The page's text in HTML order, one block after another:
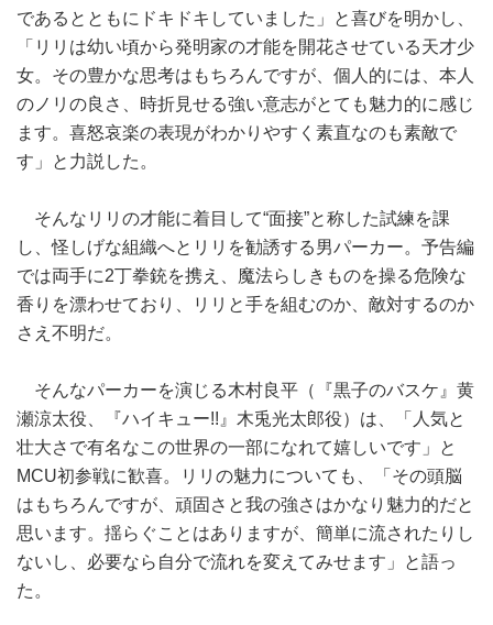
であるとともにドキドキしていました」と喜びを明かし、
「リリは幼い頃から発明家の才能を開花させている天才少
女。その豊かな思考はもちろんですが、個人的には、本人
のノリの良さ、時折見せる強い意志がとても魅力的に感じ
ます。喜怒哀楽の表現がわかりやすく素直なのも素敵で
す」と力説した。
そんなリリの才能に着目して“面接”と称した試練を課
し、怪しげな組織へとリリを勧誘する男パーカー。予告編
では両手に2丁拳銃を携え、魔法らしきものを操る危険な
香りを漂わせており、リリと手を組むのか、敵対するのか
さえ不明だ。
そんなパーカーを演じる木村良平（『黒子のバスケ』黄
瀬涼太役、『ハイキュー!!』木兎光太郎役）は、「人気と
壮大さで有名なこの世界の一部になれて嬉しいです」と
MCU初参戦に歓喜。リリの魅力についても、「その頭脳
はもちろんですが、頑固さと我の強さはかなり魅力的だと
思います。揺らぐことはありますが、簡単に流されたりし
ないし、必要なら自分で流れを変えてみせます」と語っ
た。